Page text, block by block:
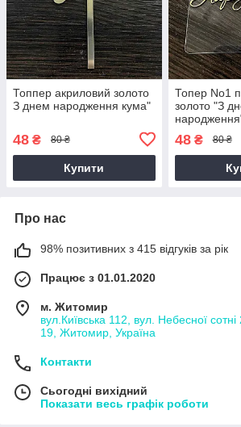
Топпер акриловий золото
З днем народження кума"
48 ₴ 80 ₴
Купити
Топер No1
золото "З
48₴ 80 ₴
Про нас
98% позитивних з 415 відгуків за рік
Працює з 01.01.2020
м. Житомир
вул.Київська 112, вул. Небесної
19, Житомир, Україна
Контакти
Сьогодні вихідний
Показати весь графік роботи